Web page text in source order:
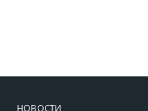
НОВОСТИ